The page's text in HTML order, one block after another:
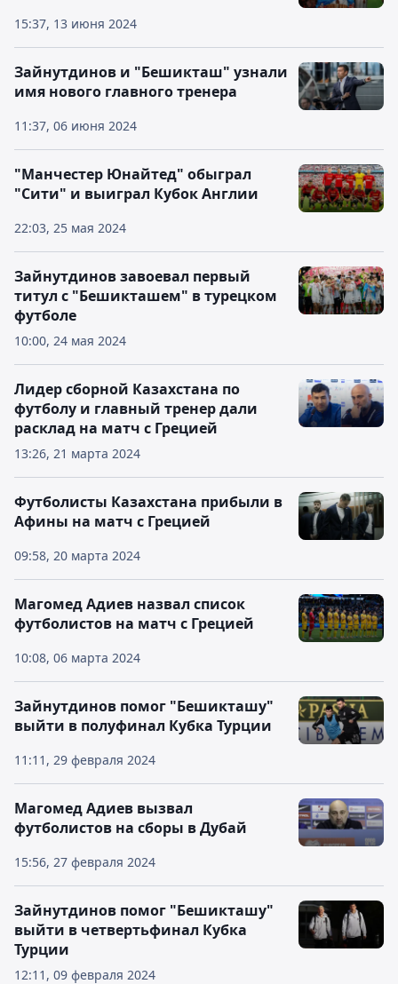
15:37, 13 июня 2024
11:37, 06 июня 2024
Зайнутдинов и "Бешикташ" узнали
имя нового главного тренера
22:03, 25 мая 2024
"Манчестер Юнайтед" обыграл
"Сити" и выиграл Кубок Англии
10:00, 24 мая 2024
Зайнутдинов завоевал первый
титул с "Бешикташем" в турецком
футболе
13:26, 21 марта 2024
Лидер сборной Казахстана по
футболу и главный тренер дали
расклад на матч с Грецией
09:58, 20 марта 2024
Футболисты Казахстана прибыли в
Афины на матч с Грецией
10:08, 06 марта 2024
Магомед Адиев назвал список
футболистов на матч с Грецией
11:11, 29 февраля 2024
Зайнутдинов помог "Бешикташу"
выйти в полуфинал Кубка Турции
15:56, 27 февраля 2024
Магомед Адиев вызвал
футболистов на сборы в Дубай
12:11, 09 февраля 2024
Зайнутдинов помог "Бешикташу"
выйти в четвертьфинал Кубка
Турции